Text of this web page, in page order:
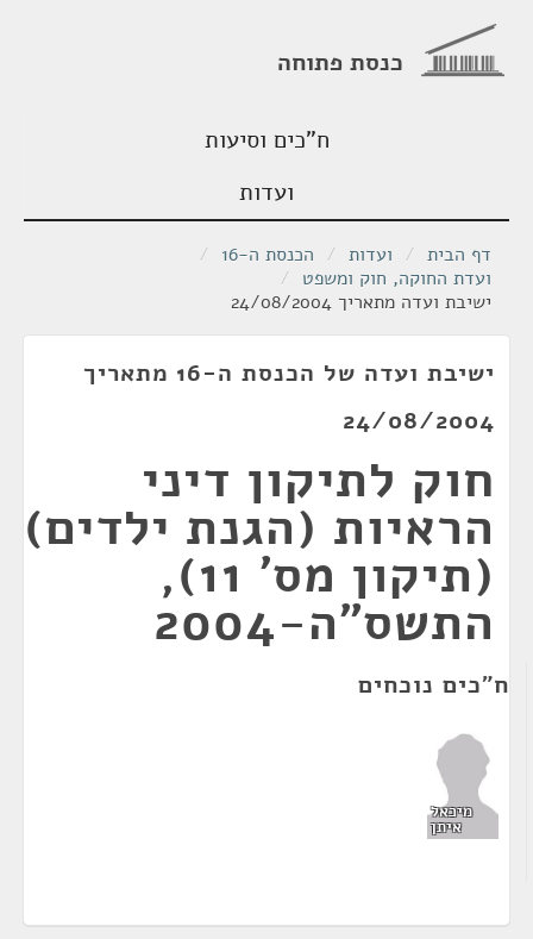
כנסת פתוחה
ח"כים וסיעות
ועדות
דף הבית / ועדות / הכנסת ה-16
/
ועדת החוקה, חוק ומשפט /
ישיבת ועדה מתאריך 24/08/2004
ישיבת ועדה של הכנסת ה-16 מתאריך
24/08/2004
חוק לתיקון דיני
הראיות (הגנת ילדים)
(תיקון מס' 11),
התשס"ה-2004
ח"כים נוכחים
מיכאל
איתן